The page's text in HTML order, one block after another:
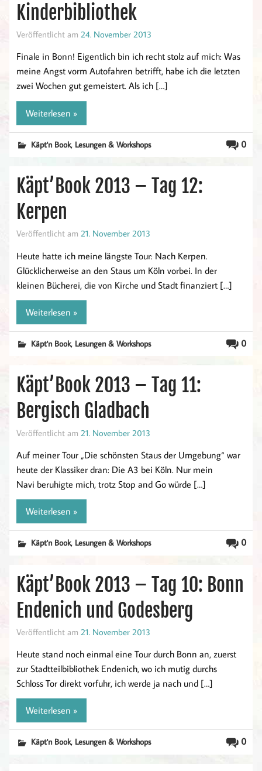
Kinderbibliothek
Veröffentlicht am 24. November 2013
Finale in Bonn! Eigentlich bin ich recht stolz auf mich: Was
meine Angst vorm Autofahren betrifft, habe ich die letzten
zwei Wochen gut gemeistert. Als ich […]
Weiterlesen »
0
Käpt'n Book, Lesungen & Workshops
Käpt’Book 2013 – Tag 12:
Kerpen
Veröffentlicht am 21. November 2013
Heute hatte ich meine längste Tour: Nach Kerpen.
Glücklicherweise an den Staus um Köln vorbei. In der
kleinen Bücherei, die von Kirche und Stadt finanziert […]
Weiterlesen »
0
Käpt'n Book, Lesungen & Workshops
Käpt’Book 2013 – Tag 11:
Bergisch Gladbach
Veröffentlicht am 21. November 2013
Auf meiner Tour „Die schönsten Staus der Umgebung“ war
heute der Klassiker dran: Die A3 bei Köln. Nur mein
Navi beruhigte mich, trotz Stop and Go würde […]
Weiterlesen »
0
Käpt'n Book, Lesungen & Workshops
Käpt’Book 2013 – Tag 10: Bonn
Endenich und Godesberg
Veröffentlicht am 21. November 2013
Heute stand noch einmal eine Tour durch Bonn an, zuerst
zur Stadtteilbibliothek Endenich, wo ich mutig durchs
Schloss Tor direkt vorfuhr, ich werde ja nach und […]
Weiterlesen »
0
Käpt'n Book, Lesungen & Workshops